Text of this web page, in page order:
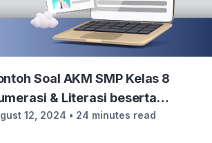
Soal AKM SMP Kelas 8
& Literasi beserta
12, 2024 • 24 minutes read